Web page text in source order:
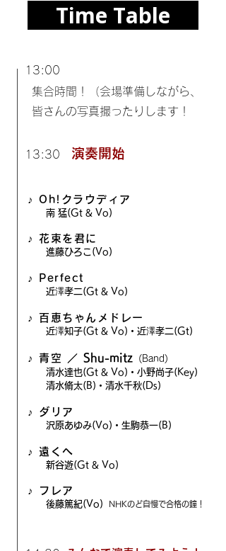
Time Table
13:00
集合時間！（会場準備しながら、
皆さんの写真撮ったりします！
13:30 演奏開始
♪ Oh!クラウディア​
南 猛(Gt & Vo)
♪ 花束を君に
進藤ひろこ(Vo)
♪ Perfect
近澤孝二(Gt & Vo)
♪ 百恵ちゃんメドレー
近澤知子(Gt & Vo)・近澤孝二(Gt)
♪ 青空 ／ Shu-mitz(Band)
清水達也(Gt & Vo)・小野尚子(Key)
清水脩太(B)・清水千秋(Ds)
♪ ダリア
沢原あゆみ(Vo)・生駒恭一(B)
♪ 遠くへ
新谷遊(Gt & Vo)
♪ フレア
後藤篤紀(Vo) NHKのど自慢で合格の鐘！